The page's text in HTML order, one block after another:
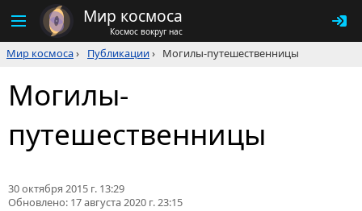
Мир космоса
Космос вокруг нас
Мир космоса› Публикации› Могилы-путешественницы
Могилы-
путешественницы
30 октября 2015 г. 13:29
Обновлено: 17 августа 2020 г. 23:15